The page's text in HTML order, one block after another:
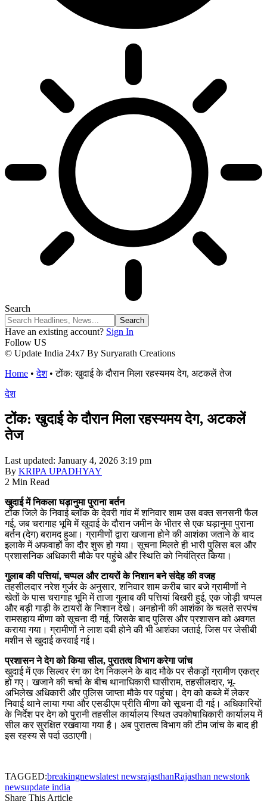
Search
Have an existing account? Sign In
Follow US
© Update India 24x7 By Suryarath Creations
Home •देश•टोंक: खुदाई के दौरान मिला रहस्यमय देग, अटकलें तेज
देश
टोंक: खुदाई के दौरान मिला रहस्यमय देग, अटकलें
तेज
Last updated: January 4, 2026 3:19 pm
By KRIPA UPADHYAY
2 Min Read
खुदाई में निकला घड़ानुमा पुराना बर्तन
टोंक जिले के निवाई ब्लॉक के देवरी गांव में शनिवार शाम उस वक्त सनसनी फैल
गई, जब चरागाह भूमि में खुदाई के दौरान जमीन के भीतर से एक घड़ानुमा पुराना
बर्तन (देग) बरामद हुआ। ग्रामीणों द्वारा खजाना होने की आशंका जताने के बाद
इलाके में अफवाहों का दौर शुरू हो गया। सूचना मिलते ही भारी पुलिस बल और
प्रशासनिक अधिकारी मौके पर पहुंचे और स्थिति को नियंत्रित किया।
गुलाब की पत्तियां, चप्पल और टायरों के निशान बने संदेह की वजह
तहसीलदार नरेश गुर्जर के अनुसार, शनिवार शाम करीब चार बजे ग्रामीणों ने
खेतों के पास चरागाह भूमि में ताजा गुलाब की पत्तियां बिखरी हुई, एक जोड़ी चप्पल
और बड़ी गाड़ी के टायरों के निशान देखे। अनहोनी की आशंका के चलते सरपंच
रामसहाय मीणा को सूचना दी गई, जिसके बाद पुलिस और प्रशासन को अवगत
कराया गया। ग्रामीणों ने लाश दबी होने की भी आशंका जताई, जिस पर जेसीबी
मशीन से खुदाई करवाई गई।
प्रशासन ने देग को किया सील, पुरातत्व विभाग करेगा जांच
खुदाई में एक सिल्वर रंग का देग निकलने के बाद मौके पर सैकड़ों ग्रामीण एकत्र
हो गए। खजाने की चर्चा के बीच थानाधिकारी घासीराम, तहसीलदार, भू-
अभिलेख अधिकारी और पुलिस जाप्ता मौके पर पहुंचा। देग को कब्जे में लेकर
निवाई थाने लाया गया और एसडीएम प्रीति मीणा को सूचना दी गई। अधिकारियों
के निर्देश पर देग को पुरानी तहसील कार्यालय स्थित उपकोषाधिकारी कार्यालय में
सील कर सुरक्षित रखवाया गया है। अब पुरातत्व विभाग की टीम जांच के बाद ही
इस रहस्य से पर्दा उठाएगी।
TAGGED:breakingnewslatest newsrajasthanRajasthan newstonk
newsupdate india
Share This Article